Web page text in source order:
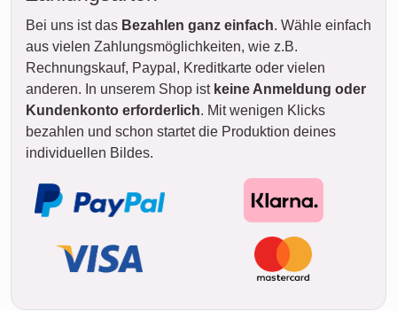
Bei uns ist das Bezahlen ganz einfach. Wähle einfach
aus vielen Zahlungsmöglichkeiten, wie z.B.
Rechnungskauf, Paypal, Kreditkarte oder vielen
anderen. In unserem Shop ist keine Anmeldung oder
Kundenkonto erforderlich. Mit wenigen Klicks
bezahlen und schon startet die Produktion deines
individuellen Bildes.